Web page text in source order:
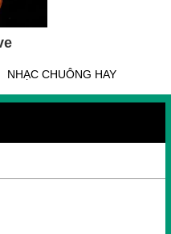
NHẠC CHUÔNG HAY